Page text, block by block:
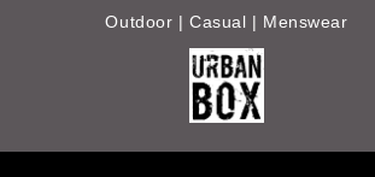
Outdoor | Casual | Menswear